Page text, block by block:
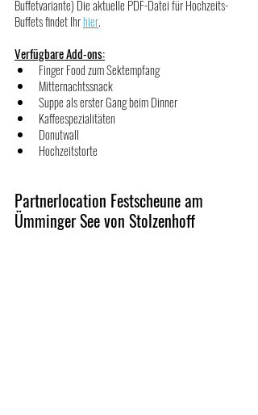
Buffetvariante) Die aktuelle PDF-Datei für Hochzeits-
Buffets findet Ihr hier.
Verfügbare Add-ons:
Finger Food zum Sektempfang
Mitternachtssnack
Suppe als erster Gang beim Dinner
Kaffeespezialitäten
Donutwall
Hochzeitstorte
Partnerlocation Festscheune am
Ümminger See von Stolzenhoff